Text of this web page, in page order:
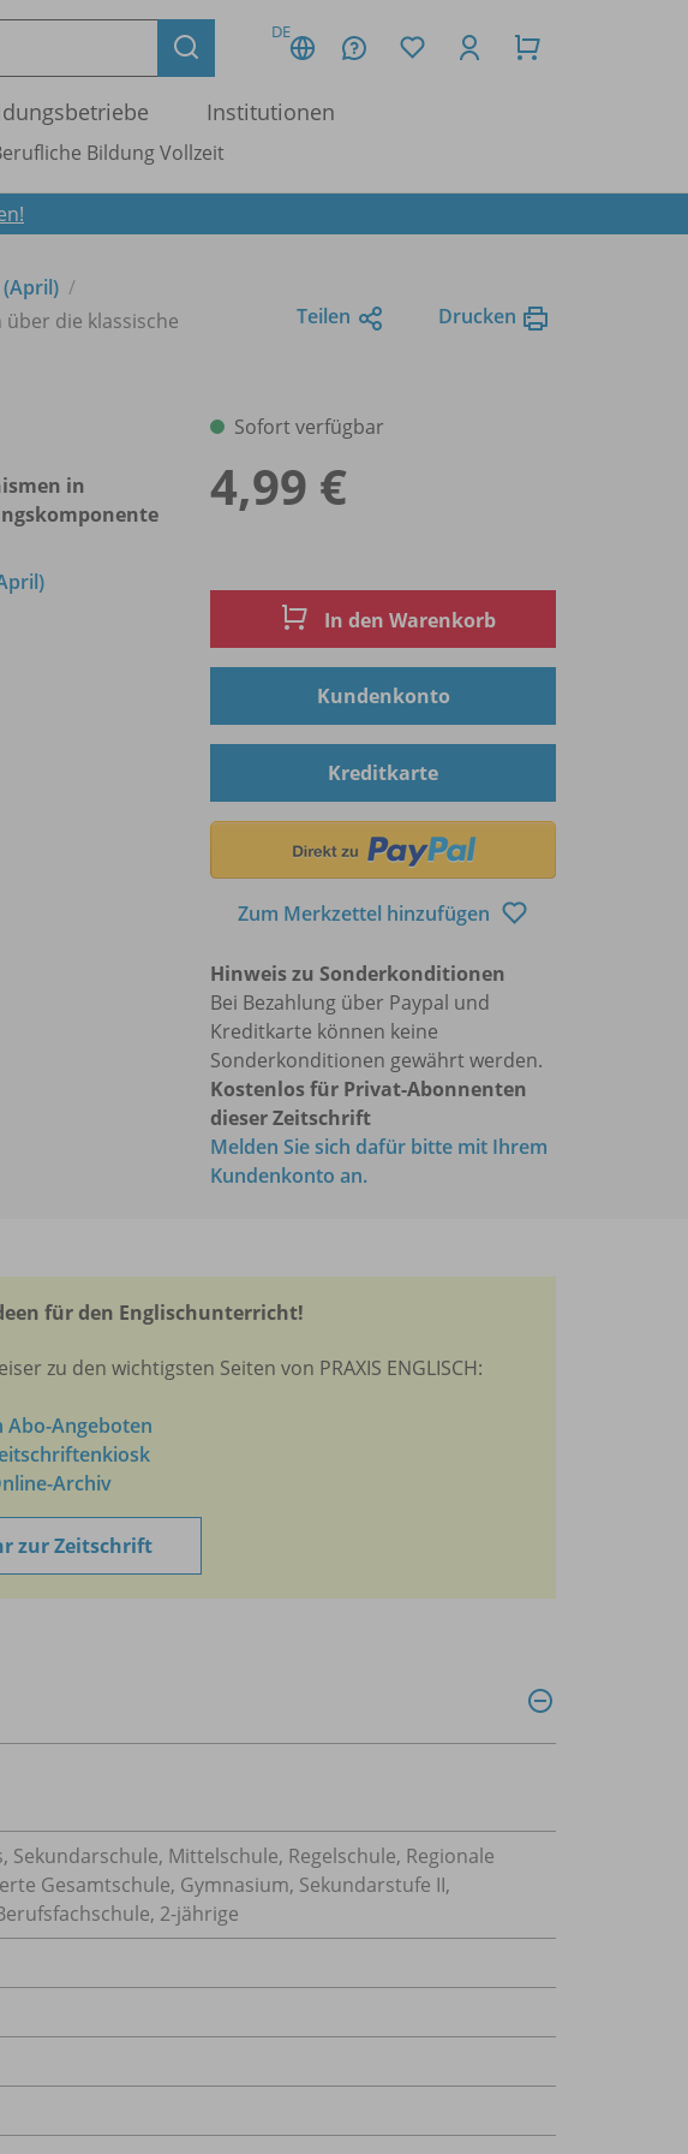
DE
Institutionen
Bildung Vollzeit
(April)
die klassische
Teilen Drucken
in
Sofort verfügbar
4,99 €
In den Warenkorb
Kundenkonto
Kreditkarte
Zum Merkzettel hinzufügen
Hinweis zu Sonderkonditionen
Bei Bezahlung über Paypal und
Kreditkarte können keine
Sonderkonditionen gewährt werden.
Kostenlos für Privat-Abonnenten
dieser Zeitschrift
Melden Sie sich dafür bitte mit Ihrem
Kundenkonto an.
für den Englischunterricht!
zu den wichtigsten Seiten von PRAXIS ENGLISCH:
Abo-Angeboten
Archiv
zur Zeitschrift
Sekundarschule, Mittelschule, Regelschule, Regionale
Gesamtschule, Gymnasium, Sekundarstufe II,
2-jährige